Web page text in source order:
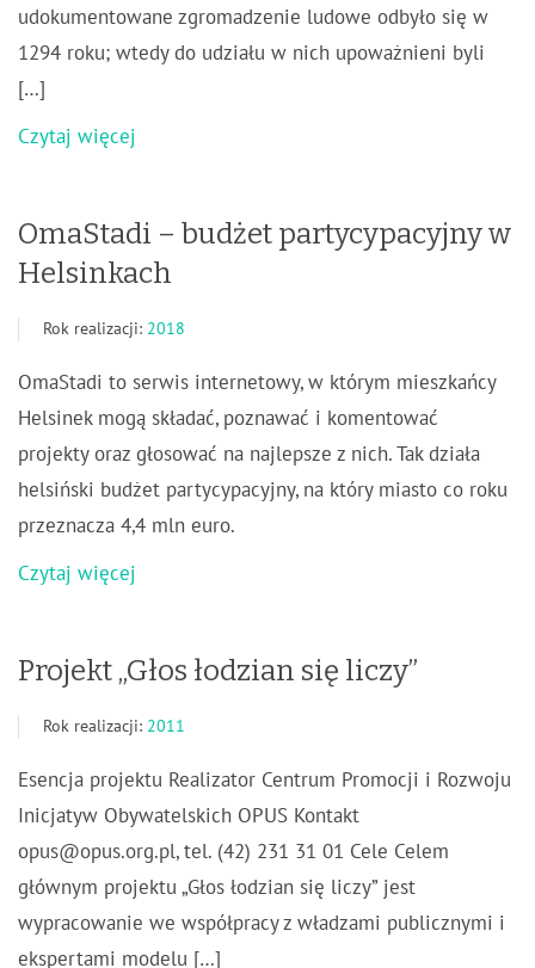
udokumentowane zgromadzenie ludowe odbyło się w
1294 roku; wtedy do udziału w nich upoważnieni byli
[…]
Czytaj więcej
OmaStadi – budżet partycypacyjny w
Helsinkach
Rok realizacji: 2018
OmaStadi to serwis internetowy, w którym mieszkańcy
Helsinek mogą składać, poznawać i komentować
projekty oraz głosować na najlepsze z nich. Tak działa
helsiński budżet partycypacyjny, na który miasto co roku
przeznacza 4,4 mln euro.
Czytaj więcej
Projekt „Głos łodzian się liczy”
Rok realizacji: 2011
Esencja projektu Realizator Centrum Promocji i Rozwoju
Inicjatyw Obywatelskich OPUS Kontakt
opus@opus.org.pl, tel. (42) 231 31 01 Cele Celem
głównym projektu „Głos łodzian się liczy” jest
wypracowanie we współpracy z władzami publicznymi i
ekspertami modelu […]